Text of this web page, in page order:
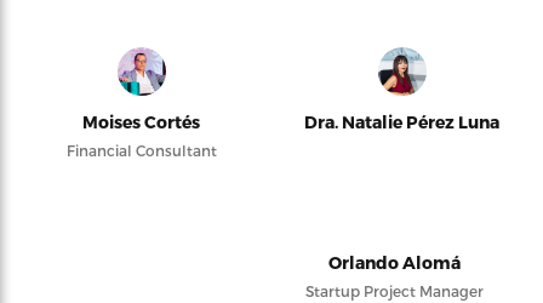
Moises Cortés
Financial Consultant
Dra. Natalie Pérez Luna
Orlando Alomá
Startup Project Manager